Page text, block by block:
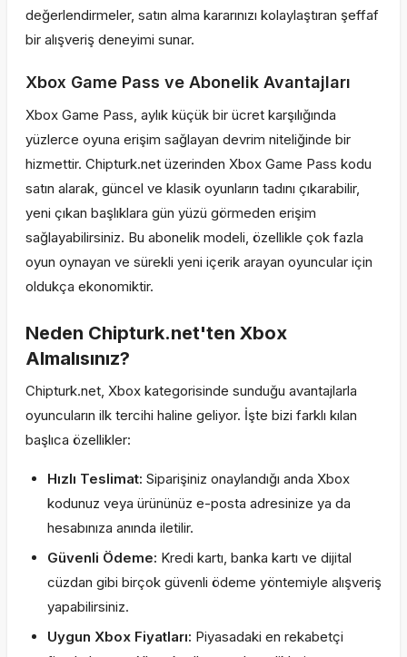
değerlendirmeler, satın alma kararınızı kolaylaştıran şeffaf
bir alışveriş deneyimi sunar.
Xbox Game Pass ve Abonelik Avantajları
Xbox Game Pass, aylık küçük bir ücret karşılığında
yüzlerce oyuna erişim sağlayan devrim niteliğinde bir
hizmettir. Chipturk.net üzerinden Xbox Game Pass kodu
satın alarak, güncel ve klasik oyunların tadını çıkarabilir,
yeni çıkan başlıklara gün yüzü görmeden erişim
sağlayabilirsiniz. Bu abonelik modeli, özellikle çok fazla
oyun oynayan ve sürekli yeni içerik arayan oyuncular için
oldukça ekonomiktir.
Neden Chipturk.net'ten Xbox
Almalısınız?
Chipturk.net, Xbox kategorisinde sunduğu avantajlarla
oyuncuların ilk tercihi haline geliyor. İşte bizi farklı kılan
başlıca özellikler:
Hızlı Teslimat: Siparişiniz onaylandığı anda Xbox
kodunuz veya ürününüz e-posta adresinize ya da
hesabınıza anında iletilir.
Güvenli Ödeme: Kredi kartı, banka kartı ve dijital
cüzdan gibi birçok güvenli ödeme yöntemiyle alışveriş
yapabilirsiniz.
Uygun Xbox Fiyatları: Piyasadaki en rekabetçi